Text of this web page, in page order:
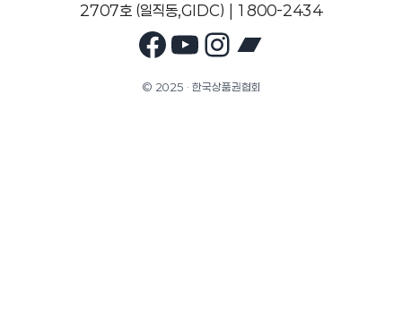
2707호 (일직동,GIDC) | 1800-2434
Facebook
YouTube
Instagram
© 2025 · 한국상품권협회